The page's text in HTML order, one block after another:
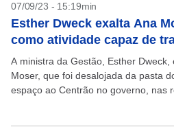
07/09/23 - 15:19min
Esther Dweck exalta Ana
como atividade capaz de
A ministra da Gestão, Esther
Moser, que foi desalojada da pasta
espaço ao Centrão no governo, nas